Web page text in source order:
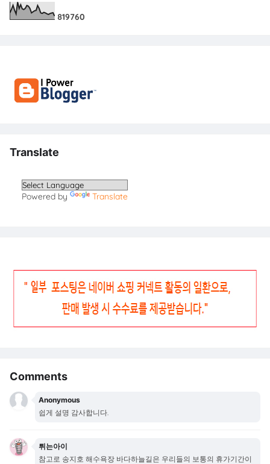
819760
Translate
Powered by Translate
Comments
Anonymous
쉽게 설명 감사합니다.
튀는아이
참고로 송지호 해수욕장 바다하늘길은 우리들의 보통의 휴가기간이